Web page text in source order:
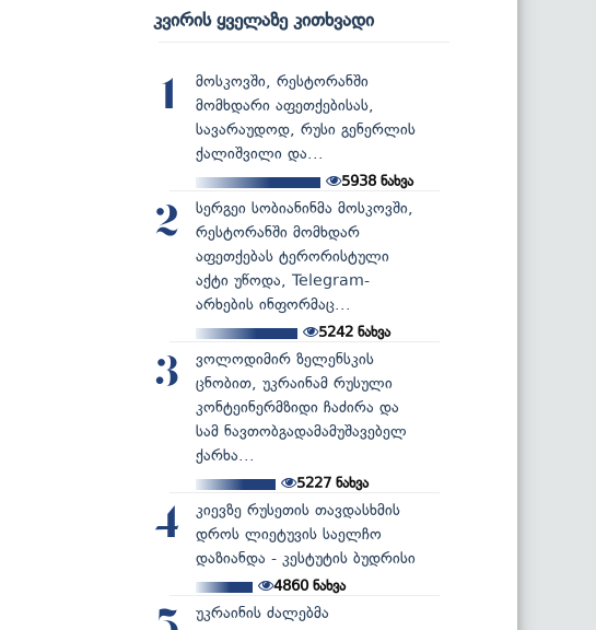
კვირის ყველაზე კითხვადი
1
მოსკოვში, რესტორანში
მომხდარი აფეთქებისას,
სავარაუდოდ, რუსი გენერლის
ქალიშვილი და...
5938 ნახვა
2
სერგეი სობიანინმა მოსკოვში,
რესტორანში მომხდარ
აფეთქებას ტერორისტული
აქტი უწოდა, Telegram-
არხების ინფორმაც...
5242 ნახვა
3
ვოლოდიმირ ზელენსკის
ცნობით, უკრაინამ რუსული
კონტეინერმზიდი ჩაძირა და
სამ ნავთობგადამამუშავებელ
ქარხა...
5227ნახვა
4
კიევზე რუსეთის თავდასხმის
დროს ლიეტუვის საელჩო
დაზიანდა - კესტუტის ბუდრისი
4860ნახვა
უკრაინის ძალებმა